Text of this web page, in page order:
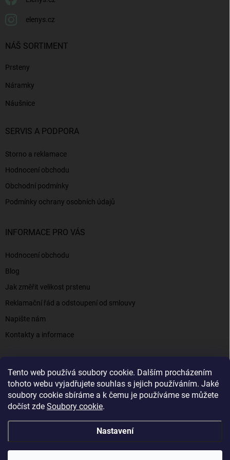
Tento web používá soubory cookie. Dalším procházením
tohoto webu vyjadřujete souhlas s jejich používáním. Jaké
soubory cookie sbíráme a k čemu je používáme se můžete
dočíst zde Soubory cookie.
Nastavení
elenys.cz
NÁŠ SORTIMENT
Prsteny
Náramky
Náušnice
SERVIS A PODPORA
Storno a reklamace
Hodnocení obchodu
Obchodní podmínky
Podmínky ochrany osobních údajů
INFORMACE PRO VÁS
Hodnocení obchodu
Blog
Jak změřit velikost prstenu
Reklamační řád a odstoupení od smlouvy
Napište nám
Kontakty a informace
Elenys.cz - šperky, kterým věříte už od roku 2016
Vytvořil Shoptet